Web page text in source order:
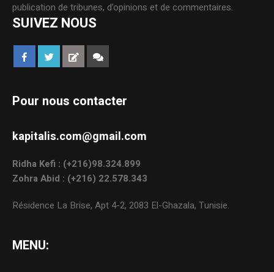
publication de tribunes, d’opinions et de commentaires.
SUIVEZ NOUS
Pour nous contacter
kapitalis.com@gmail.com
Ridha Kefi : (+216)98.324.899
Zohra Abid : (+216) 22.578.343
Résidence La Brise, Apt 4-2, 2083 El-Ghazala, Tunisie.
MENU: